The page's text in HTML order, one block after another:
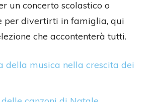
un concerto scolastico o
per divertirti in famiglia, qui
che accontenterà tutti.
della musica nella crescita dei